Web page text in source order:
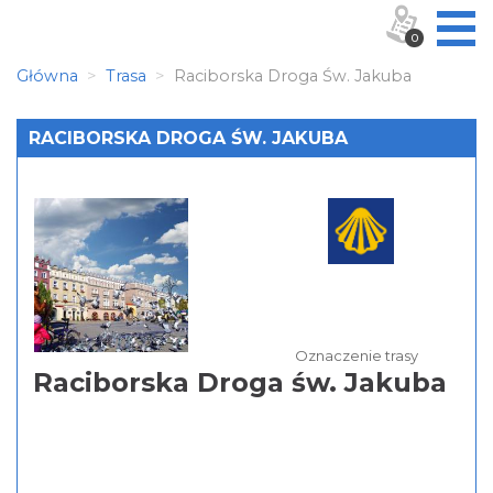
Główna Trasa Raciborska Droga Św. Jakuba
RACIBORSKA DROGA ŚW. JAKUBA
Raciborska Droga św. Jakuba
Oznaczenie trasy
0